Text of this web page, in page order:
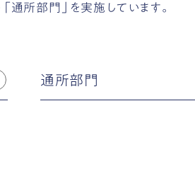
通所部門」を実施しています。
通所部門